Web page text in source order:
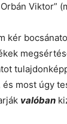
Viktor”
kér
és most úgy
valóban